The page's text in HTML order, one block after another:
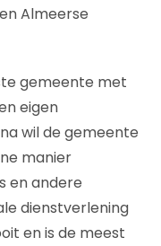
Almeerse
gemeente met
eigen
wil de gemeente
manier
en andere
dienstverlening
en is de meest